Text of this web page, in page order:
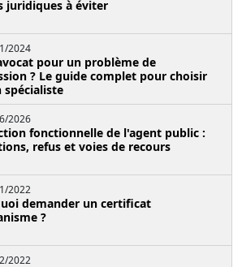
juridiques à éviter
2024
pour un problème de
? Le guide complet pour choisir
spécialiste
2026
fonctionnelle de l'agent public :
refus et voies de recours
2022
demander un certificat
?
2022